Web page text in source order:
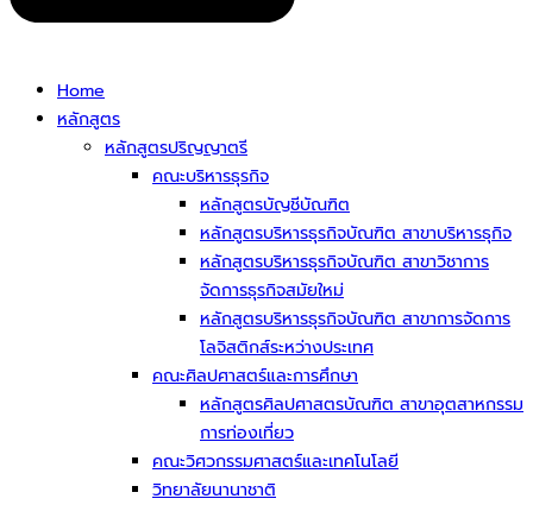
Home
หลักสูตร
หลักสูตรปริญญาตรี
คณะบริหารธุรกิจ
หลักสูตรบัญชีบัณฑิต
หลักสูตรบริหารธุรกิจบัณฑิต สาขาบริหารธุกิจ
หลักสูตรบริหารธุรกิจบัณฑิต สาขาวิชาการ
จัดการธุรกิจสมัยใหม่
หลักสูตรบริหารธุรกิจบัณฑิต สาขาการจัดการ
โลจิสติกส์ระหว่างประเทศ
คณะศิลปศาสตร์และการศึกษา
หลักสูตรศิลปศาสตรบัณฑิต สาขาอุตสาหกรรม
การท่องเที่ยว
คณะวิศวกรรมศาสตร์และเทคโนโลยี
วิทยาลัยนานาชาติ